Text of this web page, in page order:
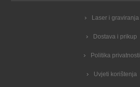
Laser i graviranja
Dostava i prikup
Politika privatnosti
Uvjeti korištenja